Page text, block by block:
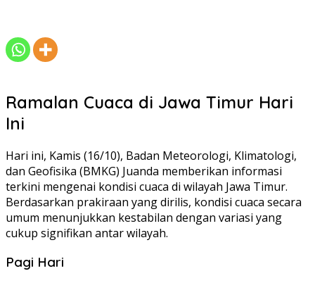
Ramalan Cuaca di Jawa Timur Hari
Ini
Hari ini, Kamis (16/10), Badan Meteorologi, Klimatologi,
dan Geofisika (BMKG) Juanda memberikan informasi
terkini mengenai kondisi cuaca di wilayah Jawa Timur.
Berdasarkan prakiraan yang dirilis, kondisi cuaca secara
umum menunjukkan kestabilan dengan variasi yang
cukup signifikan antar wilayah.
Pagi Hari